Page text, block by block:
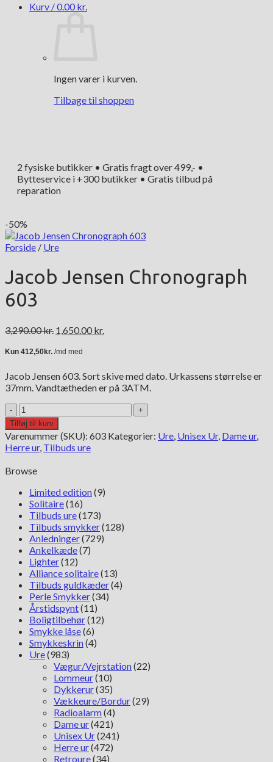
Kurv /0.00 kr.
Ingen varer i kurven.
Tilbage til shoppen
2 fysiske butikker • Gratis fragt over 499,- •
Bytteservice i +300 butikker • Gratis tilbud på
reparation
-50%
Forside / Ure
Jacob Jensen Chronograph
603
3,290.00kr. Den
pris
3,290.00 kr..
1,650.00 kr.
1,650.00 kr..
Jacob Jensen 603. Sort skive med dato. Urkassens størrelse er
37mm. Vandtætheden er på 3ATM.
Jacob
Jensen
Chronograph
603
antal
Tilføj til kurv
Varenummer (SKU): 603 Kategorier: Ure, Unisex Ur, Dame ur,
Herre ur, Tilbuds ure
Browse
Limited edition(9)
Solitaire(16)
Tilbuds ure(173)
Tilbuds smykker(128)
Anledninger(729)
Ankelkæde(7)
Lighter(12)
Alliance solitaire(13)
Tilbuds guldkæder(4)
Perle Smykker(34)
Årstidspynt(11)
Boligtilbehør(12)
Smykke låse(6)
Smykkeskrin(4)
Ure(983)
Vægur/Vejrstation(22)
Lommeur(10)
Dykkerur(35)
Vækkeure/Bordur(29)
Radioalarm(4)
Dame ur(421)
Unisex Ur(241)
Herre ur(472)
Retroure(34)